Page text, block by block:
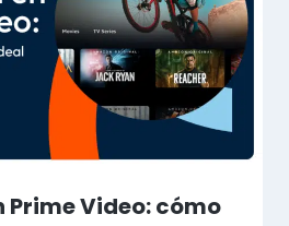
Prime Video: cómo